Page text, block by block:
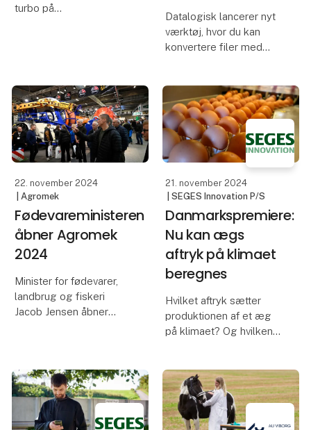
turbo på
indeholder en kraftig
opgradering. Den nye
app er moderne,
brugervenlig og endnu
mere ef
Datalogisk lancerer nyt
værktøj, hvor du kan
konvertere filer med
Shape-filer. Disse
formater er de mest
brugte inden for
planteavlen, og derfor er
konverterings
22. november 2024
| Agromek
Fødevareministeren
åbner Agromek
2024
Minister for fødevarer,
landbrug og fiskeri
Jacob Jensen åbner
dage, hvor Agromek
kommer hele vejen rundt
om landbruget med
hundredvis af
21. november 2024
| SEGES Innovation P/S
Danmarkspremiere:
Nu kan ægs
aftryk på klimaet
beregnes
Hvilket aftryk sætter
produktionen af et æg
på klimaet? Og hvilken
hvordan ægproducenten
har indrettet sin
produktion? Det er nu
muligt at se, fordi